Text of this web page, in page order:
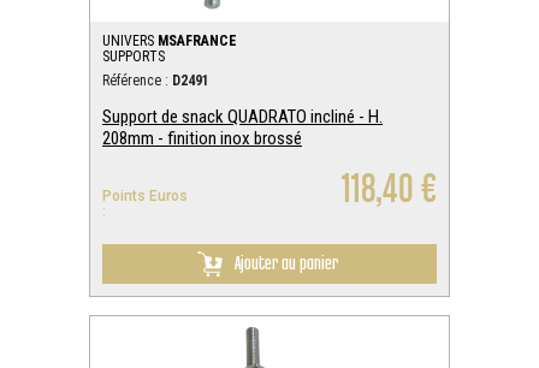
UNIVERS MSAFRANCE
SUPPORTS
Référence : D2491
Support de snack QUADRATO incliné - H.
208mm - finition inox brossé
Points Euros
:
118,40 €
Ajouter au panier